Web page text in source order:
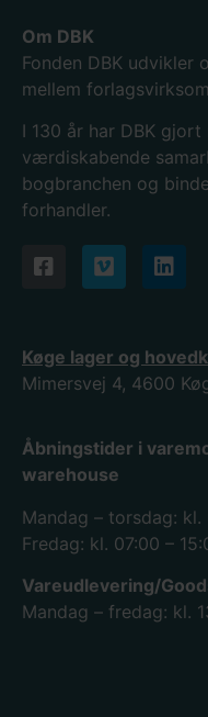
Om DBK
Fonden DBK udvikler
mellem
I 130 år har DBK
værdiskabende
bogbranchen og
forhandler.
Køge lager og
Mimersvej 4, 4600
Åbningstider i
warehouse
Mandag – torsdag: kl.
Fredag: kl. 07:00 –
Vareudlevering/
Mandag – fredag: kl.